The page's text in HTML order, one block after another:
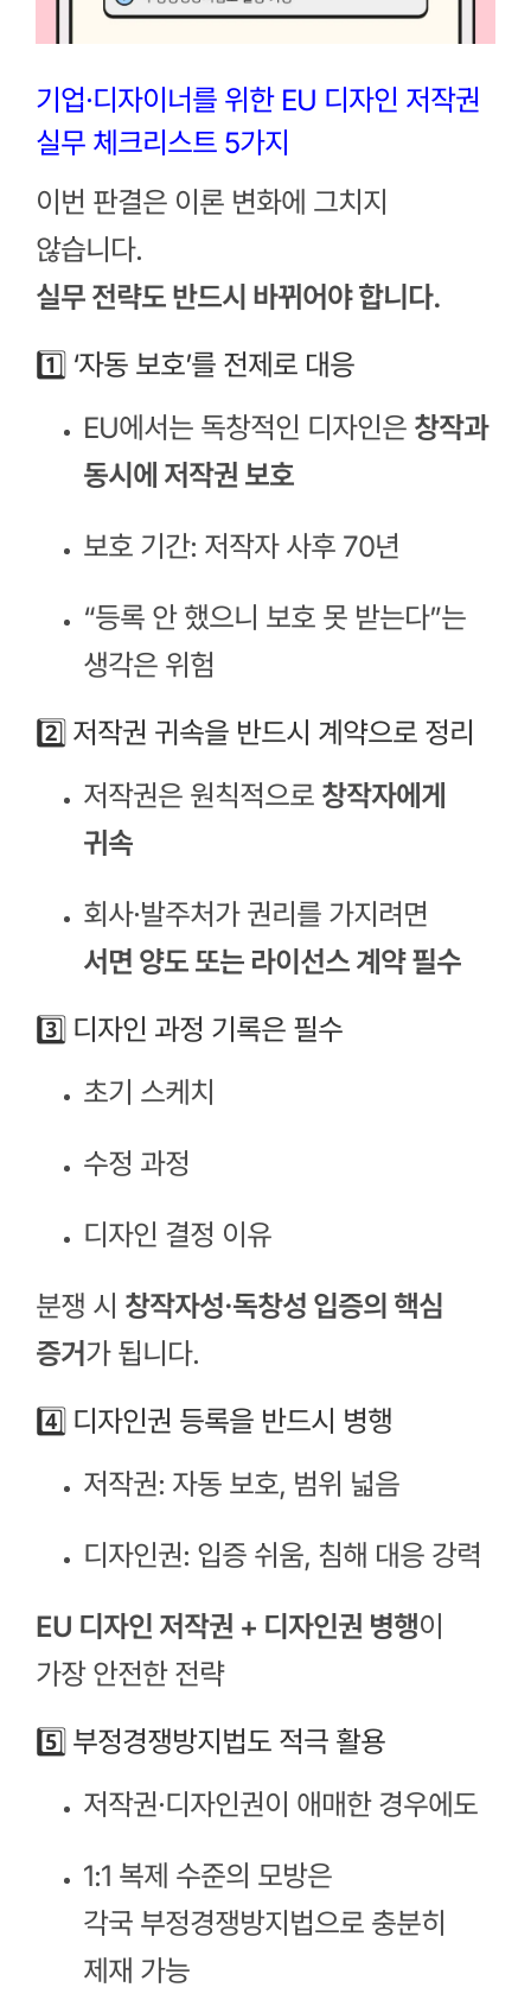
기업·디자이너를 위한 EU 디자인 저작권
실무 체크리스트 5가지
이번 판결은 이론 변화에 그치지
않습니다.
실무 전략도 반드시 바뀌어야 합니다.
1️⃣ ‘자동 보호’를 전제로 대응
EU에서는 독창적인 디자인은 창작과
동시에 저작권 보호
보호 기간: 저작자 사후 70년
“등록 안 했으니 보호 못 받는다”는
생각은 위험
2️⃣ 저작권 귀속을 반드시 계약으로 정리
저작권은 원칙적으로 창작자에게
귀속
회사·발주처가 권리를 가지려면
서면 양도 또는 라이선스 계약 필수
3️⃣ 디자인 과정 기록은 필수
초기 스케치
수정 과정
디자인 결정 이유
분쟁 시 창작자성·독창성 입증의 핵심
증거가 됩니다.
4️⃣ 디자인권 등록을 반드시 병행
저작권: 자동 보호, 범위 넓음
디자인권: 입증 쉬움, 침해 대응 강력
EU 디자인 저작권 + 디자인권 병행이
가장 안전한 전략
5️⃣ 부정경쟁방지법도 적극 활용
저작권·디자인권이 애매한 경우에도
1:1 복제 수준의 모방은
각국 부정경쟁방지법으로 충분히
제재 가능